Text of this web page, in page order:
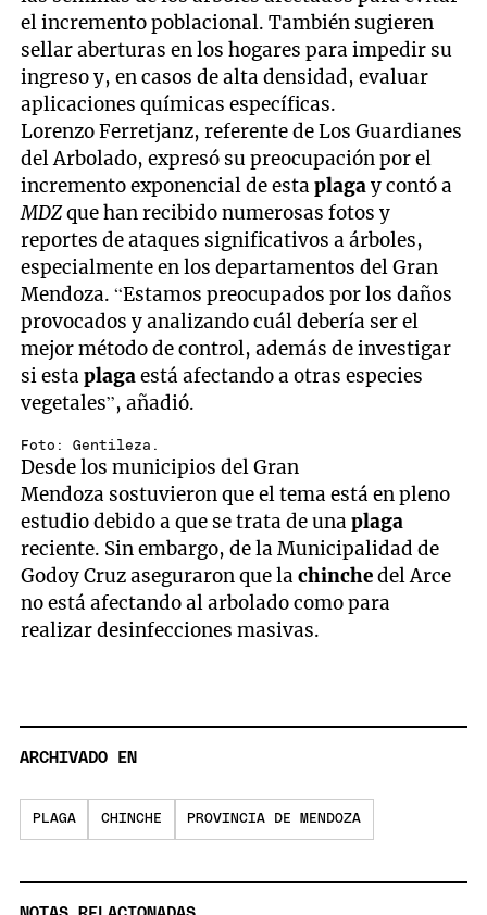
el incremento poblacional. También sugieren
sellar aberturas en los hogares para impedir su
ingreso y, en casos de alta densidad, evaluar
aplicaciones químicas específicas.
Lorenzo Ferretjanz, referente de Los Guardianes
del Arbolado, expresó su preocupación por el
incremento exponencial de estaplagay contó a
MDZque han recibido numerosas fotos y
reportes de ataques significativos a árboles,
especialmente en los departamentos del Gran
Mendoza. “Estamos preocupados por los daños
provocados y analizando cuál debería ser el
mejor método de control, además de investigar
si estaplagaestá afectando a otras especies
vegetales”, añadió.
Foto: Gentileza.
Desde los municipios del Gran
Mendoza sostuvieron que el tema está en pleno
estudio debido a que se trata de unaplaga
reciente. Sin embargo, de la Municipalidad de
Godoy Cruz aseguraron que lachinchedel Arce
no está afectando al arbolado como para
realizar desinfecciones masivas.
ARCHIVADO EN
PLAGA CHINCHE PROVINCIA DE MENDOZA